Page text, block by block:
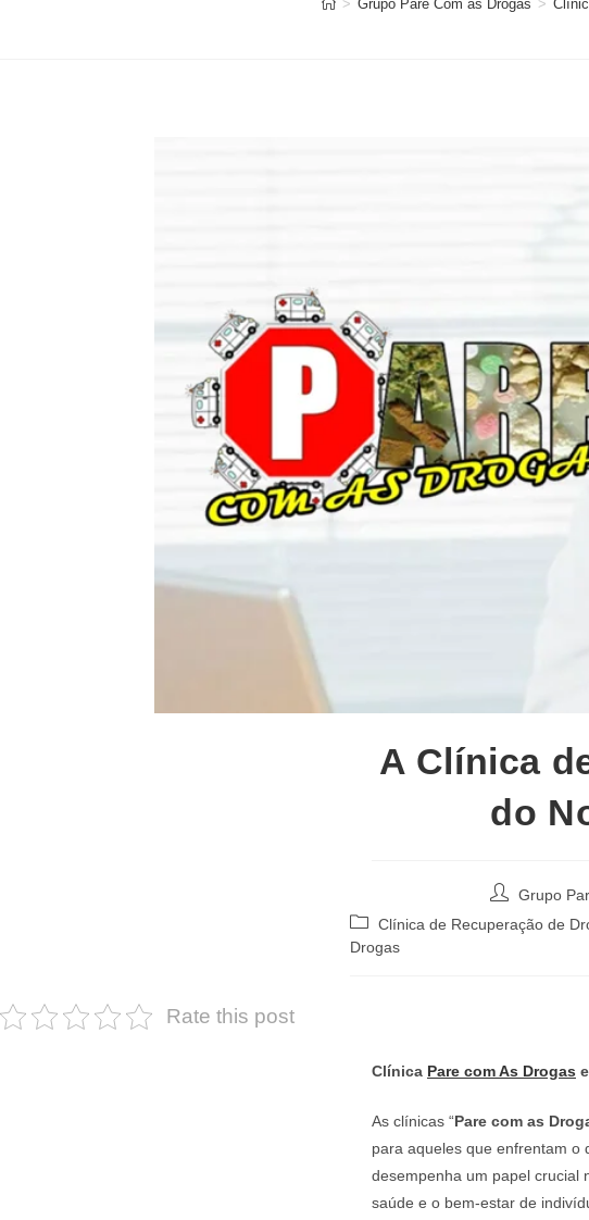
> Grupo Pare Com as Drogas >
A Clínica
do
Autor
post:
Grupo
Categoria
do
Clínica de Recuperação de
Drogas
Rate this post
Clínica Pare com As Drogas
As clínicas “Pare com as
para aqueles que enfrentam o
desempenha um papel crucial
saúde e o bem-estar de